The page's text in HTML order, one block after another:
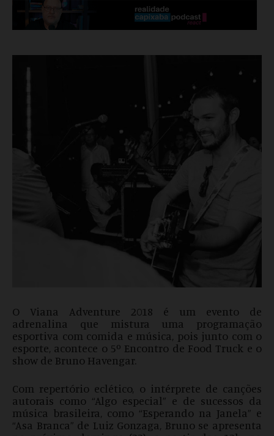
O Viana Adventure 2018 é um evento de
adrenalina que mistura uma programação
esportiva com comida e música, pois junto com o
esporte, acontece o 5º Encontro de Food Truck e o
show de Bruno Havengar.
Com repertório eclético, o intérprete de canções
autorais como “Algo especial” e de sucessos da
música brasileira, como “Esperando na Janela” e
“Asa Branca” de Luiz Gonzaga, Bruno se apresenta